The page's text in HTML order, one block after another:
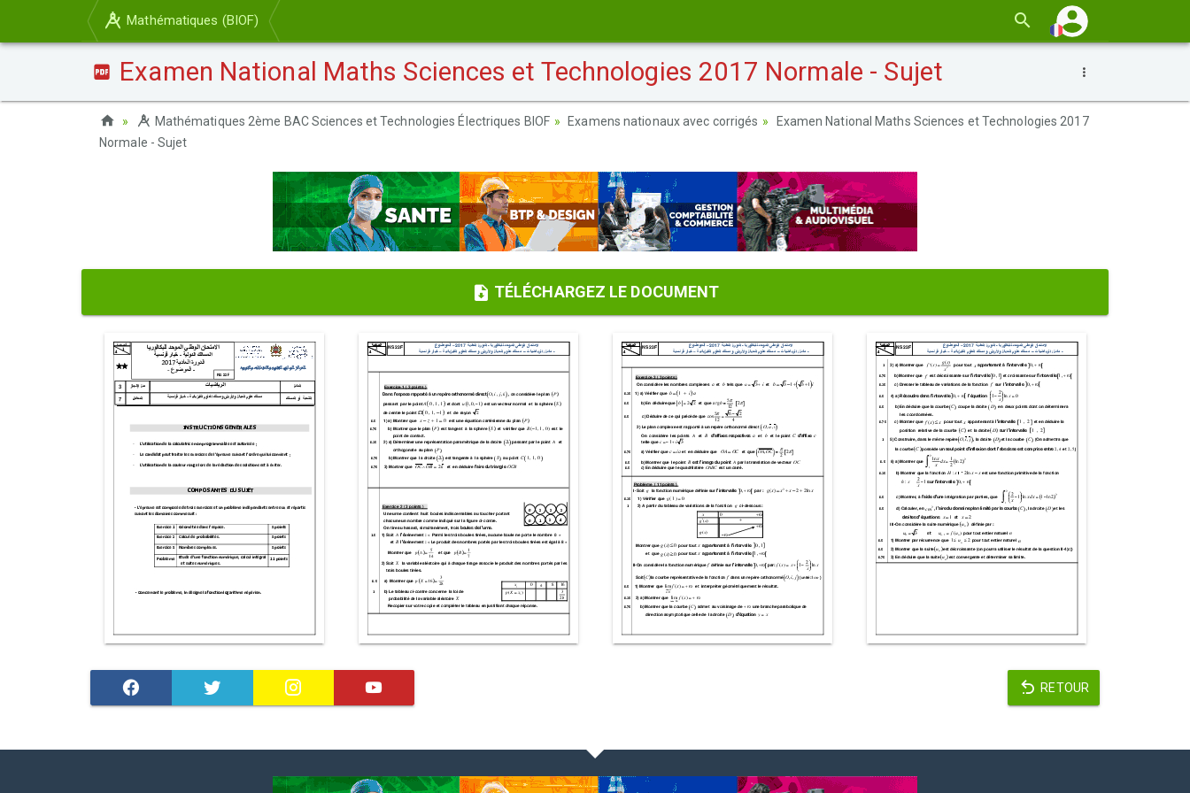
Mathématiques (BIOF)
Examen National Maths Sciences et Technologies 2017 Normale - Sujet
Mathématiques 2ème BAC Sciences et Technologies Électriques BIOF Examens nationaux avec corrigés
Examen National Maths Sciences et Technologies 2017
Normale - Sujet
TÉLÉCHARGEZ LE DOCUMENT
RETOUR